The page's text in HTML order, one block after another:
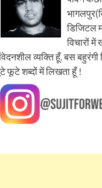
डिजिटल
विचारों में
व्यक्ति हूँ. बस
फूटे शब्दों में लिखता हूँ !